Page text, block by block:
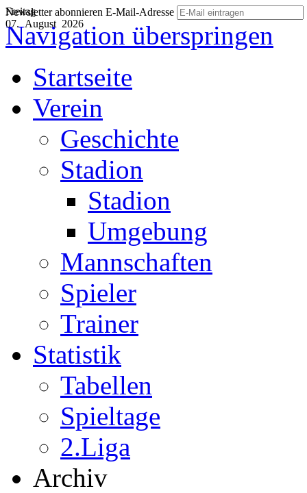
Freitag
07. August 2026
Newsletter abonnieren E-Mail-Adresse
Navigation überspringen
Startseite
Verein
Geschichte
Stadion
Stadion
Umgebung
Mannschaften
Spieler
Trainer
Statistik
Tabellen
Spieltage
2.Liga
Archiv